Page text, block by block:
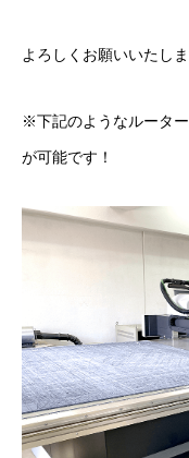
アルミ複合板・形状
良くあるご質問
お問い合わせ
よろしくお願いいたしま
※下記のようなルータ
が可能です！